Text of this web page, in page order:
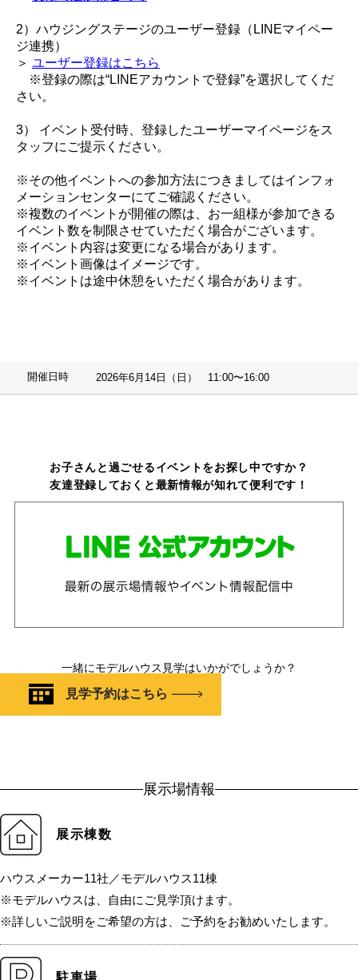
2）ハウジングステージのユーザー登録（LINEマイペー
ジ連携）
＞ ユーザー登録はこちら
※登録の際は“LINEアカウントで登録”を選択してくだ
さい。
3） イベント受付時、登録したユーザーマイページをス
タッフにご提示ください。
※その他イベントへの参加方法につきましてはインフォ
メーションセンターにてご確認ください。
※複数のイベントが開催の際は、お一組様が参加できる
イベント数を制限させていただく場合がございます。
※イベント内容は変更になる場合があります。
※イベント画像はイメージです。
※イベントは途中休憩をいただく場合があります。
開催日時 2026年6月14日（日） 11:00〜16:00
お子さんと過ごせるイベントをお探し中ですか？
友達登録しておくと最新情報が知れて便利です！
一緒にモデルハウス見学はいかがでしょうか？
見学予約はこちら
展示場情報
展示棟数
ハウスメーカー11社／モデルハウス11棟
※モデルハウスは、自由にご見学頂けます。
※詳しいご説明をご希望の方は、ご予約をお勧めいたします。
駐車場